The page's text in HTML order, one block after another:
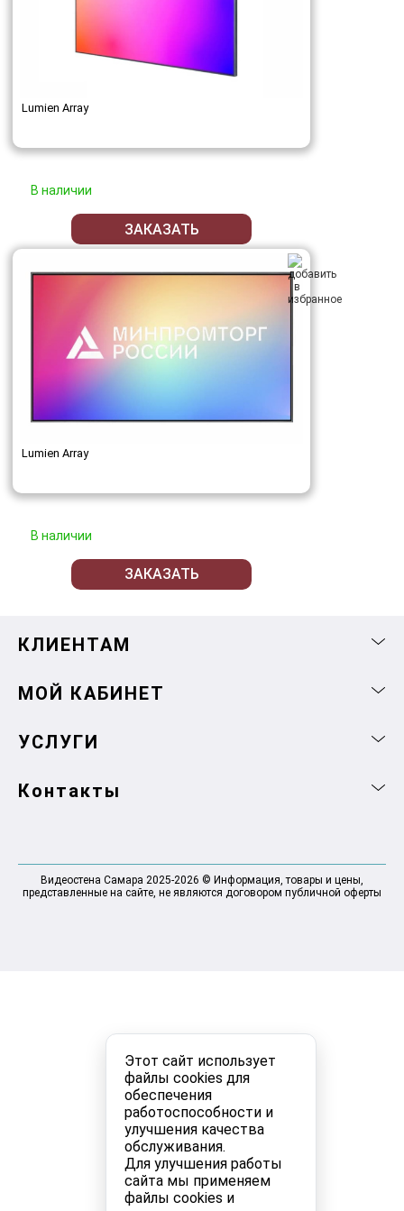
Этот сайт использует
файлы cookies для
обеспечения
работоспособности и
улучшения качества
обслуживания.
Для улучшения работы
сайта мы применяем
файлы cookies и
Lumien Array
В наличии
ЗАКАЗАТЬ
Lumien Array
В наличии
ЗАКАЗАТЬ
КЛИЕНТАМ
МОЙ КАБИНЕТ
УСЛУГИ
Контакты
Видеостена Самара 2025-2026 © Информация, товары и цены,
представленные на сайте, не являются договором публичной оферты